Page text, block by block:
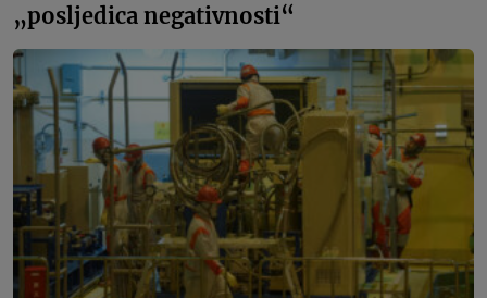
„posljedica negativnosti“